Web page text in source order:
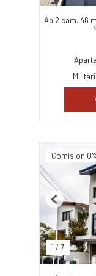
Ap 2 cam. 46
Comision
1 / 7
Previous